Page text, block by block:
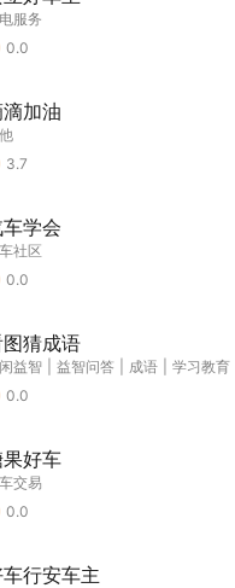
服务
0.0
加油
3.7
学会
社区
0.0
猜成语
益智 益智问答 成语
学习教育
0.0
好车
交易
0.0
行安车主